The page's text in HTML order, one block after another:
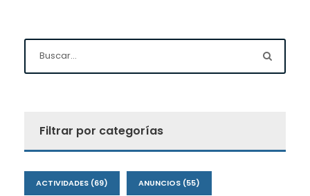
Filtrar por categorías
ACTIVIDADES (69) ANUNCIOS (55)